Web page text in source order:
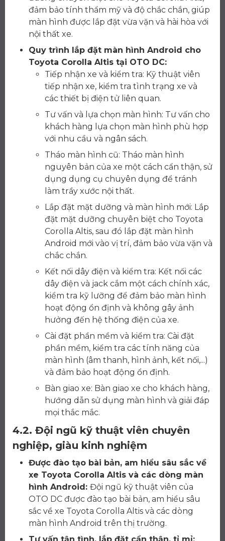
đảm bảo tính thẩm mỹ và độ chắc chắn, giúp
màn hình được lắp đặt vừa vặn và hài hòa với
nội thất xe.
Quy trình lắp đặt màn hình Android cho
Toyota Corolla Altis tại OTO DC:
Tiếp nhận xe và kiểm tra: Kỹ thuật viên
tiếp nhận xe, kiểm tra tình trạng xe và
các thiết bị điện tử liên quan.
Tư vấn và lựa chọn màn hình: Tư vấn cho
khách hàng lựa chọn màn hình phù hợp
với nhu cầu và ngân sách.
Tháo màn hình cũ: Tháo màn hình
nguyên bản của xe một cách cẩn thận, sử
dụng dụng cụ chuyên dụng để tránh
làm trầy xước nội thất.
Lắp đặt mặt dưỡng và màn hình mới: Lắp
đặt mặt dưỡng chuyên biệt cho Toyota
Corolla Altis, sau đó lắp đặt màn hình
Android mới vào vị trí, đảm bảo vừa vặn và
chắc chắn.
Kết nối dây điện và kiểm tra: Kết nối các
dây điện và jack cắm một cách chính xác,
kiểm tra kỹ lưỡng để đảm bảo màn hình
hoạt động ổn định và không gây ảnh
hưởng đến hệ thống điện của xe.
Cài đặt phần mềm và kiểm tra: Cài đặt
phần mềm, kiểm tra các tính năng của
màn hình (âm thanh, hình ảnh, kết nối,...)
và đảm bảo hoạt động ổn định.
Bàn giao xe: Bàn giao xe cho khách hàng,
hướng dẫn sử dụng màn hình và giải đáp
mọi thắc mắc.
4.2. Đội ngũ kỹ thuật viên chuyên
nghiệp, giàu kinh nghiệm
Được đào tạo bài bản, am hiểu sâu sắc về
xe Toyota Corolla Altis và các dòng màn
hình Android: Đội ngũ kỹ thuật viên của
OTO DC được đào tạo bài bản, am hiểu sâu
sắc về xe Toyota Corolla Altis và các dòng
màn hình Android trên thị trường.